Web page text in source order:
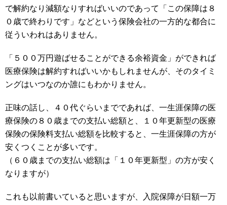
で解約なり減額なりすればいいのであって「この保障は８
０歳で終わりです」などという保険会社の一方的な都合に
従ういわれはありません。
「５００万円遊ばせることができる余裕資金」ができれば
医療保険は解約すればいいかもしれませんが、そのタイミ
ングはいつなのか誰にもわかりません。
正味の話し、４０代ぐらいまでであれば、一生涯保障の医
療保険の８０歳までの支払い総額と、１０年更新型の医療
保険の保険料支払い総額を比較すると、一生涯保障の方が
安くつくことが多いです。
（６０歳までの支払い総額は「１０年更新型」の方が安く
なりますが）
これも以前書いていると思いますが、入院保障が日額一万